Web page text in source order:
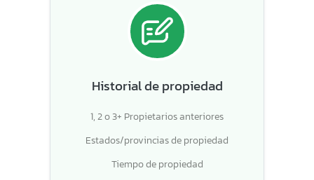
Historial de propiedad
1, 2 o 3+ Propietarios anteriores
Estados/provincias de propiedad
Tiempo de propiedad